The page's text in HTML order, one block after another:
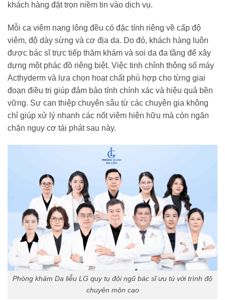
khách hàng đặt trọn niềm tin vào dịch vụ.
Mỗi ca viêm nang lông đều có đặc tính riêng về cấp độ
viêm, độ dày sừng và cơ địa da. Do đó, khách hàng luôn
được bác sĩ trực tiếp thăm khám và soi da đa tầng để xây
dựng một phác đồ riêng biệt. Việc tinh chỉnh thông số máy
Acthyderm và lựa chọn hoạt chất phù hợp cho từng giai
đoạn điều trị giúp đảm bảo tính chính xác và hiệu quả bền
vững. Sự can thiệp chuyên sâu từ các chuyên gia không
chỉ giúp xử lý nhanh các nốt viêm hiện hữu mà còn ngăn
chặn nguy cơ tái phát sau này.
Phòng khám Da liễu LG quy tụ đội ngũ bác sĩ ưu tú với trình độ
chuyên môn cao